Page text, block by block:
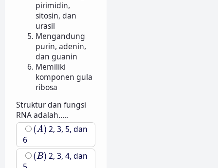
pirimidin,
sitosin, dan
urasil
Mengandung
purin, adenin,
dan guanin
Memiliki
komponen gula
ribosa
Struktur dan fungsi
RNA adalah.....
(A)
(A) 2, 3, 5, dan
6
(B)
(B) 2, 3, 4, dan